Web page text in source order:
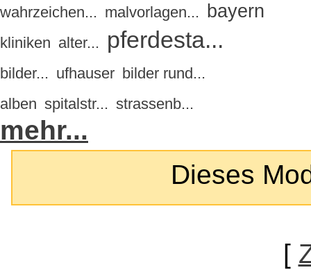
wahrzeichen... malvorlagen... bayern
kliniken alter... pferdesta...
bilder... ufhauser bilder rund...
alben spitalstr... strassenb...
mehr...
Dieses
[